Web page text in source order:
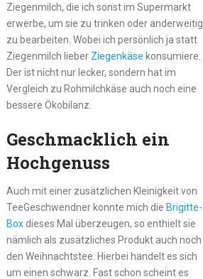
Ziegenmilch, die ich sonst im Supermarkt
erwerbe, um sie zu trinken oder anderweitig
zu bearbeiten. Wobei ich persönlich ja statt
Ziegenmilch lieber Ziegenkäse konsumiere.
Der ist nicht nur lecker, sondern hat im
Vergleich zu Rohmilchkäse auch noch eine
bessere Ökobilanz.
Geschmacklich ein
Hochgenuss
Auch mit einer zusätzlichen Kleinigkeit von
TeeGeschwendner konnte mich die Brigitte-
Boxdieses Mal überzeugen, so enthielt sie
nämlich als zusätzliches Produkt auch noch
den Weihnachtstee. Hierbei handelt es sich
um einen schwarz. Fast schon scheint es